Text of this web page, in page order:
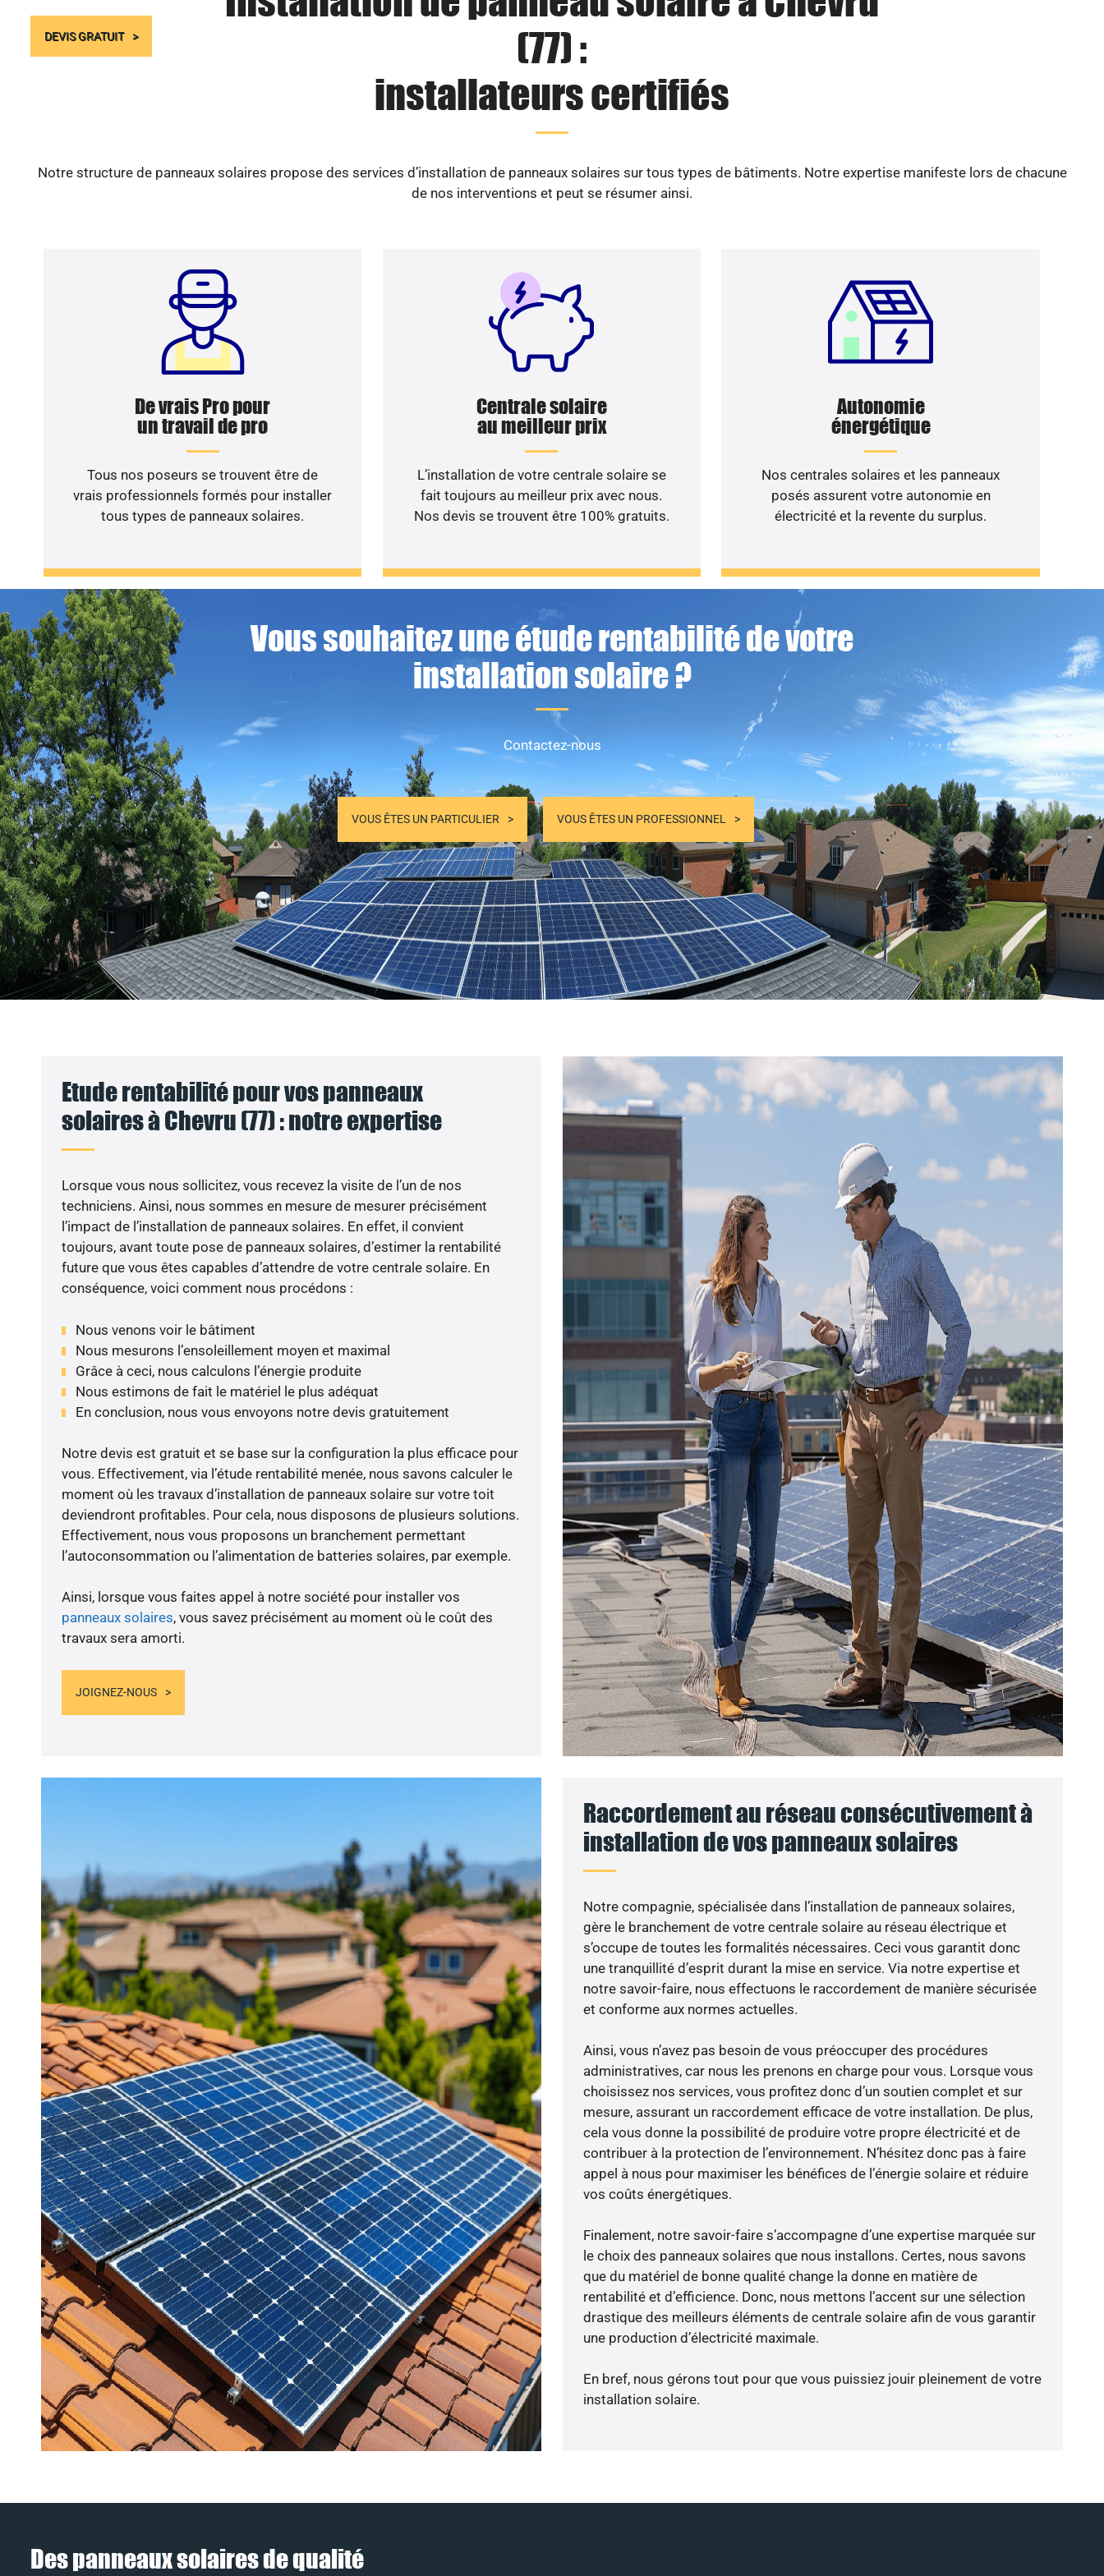
DEVIS GRATUIT
(77) :
installateurs certifiés
Notre structure de panneaux solaires propose des services d’installation de panneaux solaires sur tous types de bâtiments. Notre expertise manifeste lors de chacune
de nos interventions et peut se résumer ainsi.
De vrais Pro pour
un travail de pro
Tous nos poseurs se trouvent être de
vrais professionnels formés pour installer
tous types de panneaux solaires.
Centrale solaire
au meilleur prix
L’installation de votre centrale solaire se
fait toujours au meilleur prix avec nous.
Nos devis se trouvent être 100% gratuits.
Autonomie
énergétique
Nos centrales solaires et les panneaux
posés assurent votre autonomie en
électricité et la revente du surplus.
Vous souhaitez une étude rentabilité de votre
installation solaire ?
Contactez-nous
VOUS ÊTES UN PARTICULIER VOUS ÊTES UN PROFESSIONNEL
Etude rentabilité pour vos panneaux
solaires à Chevru (77) : notre expertise
Lorsque vous nous sollicitez, vous recevez la visite de l’un de nos
techniciens. Ainsi, nous sommes en mesure de mesurer précisément
l’impact de l’installation de panneaux solaires. En effet, il convient
toujours, avant toute pose de panneaux solaires, d’estimer la rentabilité
future que vous êtes capables d’attendre de votre centrale solaire. En
conséquence, voici comment nous procédons :
Nous venons voir le bâtiment
Nous mesurons l’ensoleillement moyen et maximal
Grâce à ceci, nous calculons l’énergie produite
Nous estimons de fait le matériel le plus adéquat
En conclusion, nous vous envoyons notre devis gratuitement
Notre devis est gratuit et se base sur la configuration la plus efficace pour
vous. Effectivement, via l’étude rentabilité menée, nous savons calculer le
moment où les travaux d’installation de panneaux solaire sur votre toit
deviendront profitables. Pour cela, nous disposons de plusieurs solutions.
Effectivement, nous vous proposons un branchement permettant
l’autoconsommation ou l’alimentation de batteries solaires, par exemple.
Ainsi, lorsque vous faites appel à notre société pour installer vos
panneaux solaires, vous savez précisément au moment où le coût des
travaux sera amorti.
JOIGNEZ-NOUS
Raccordement au réseau consécutivement à
installation de vos panneaux solaires
Notre compagnie, spécialisée dans l’installation de panneaux solaires,
gère le branchement de votre centrale solaire au réseau électrique et
s’occupe de toutes les formalités nécessaires. Ceci vous garantit donc
une tranquillité d’esprit durant la mise en service. Via notre expertise et
notre savoir-faire, nous effectuons le raccordement de manière sécurisée
et conforme aux normes actuelles.
Ainsi, vous n’avez pas besoin de vous préoccuper des procédures
administratives, car nous les prenons en charge pour vous. Lorsque vous
choisissez nos services, vous profitez donc d’un soutien complet et sur
mesure, assurant un raccordement efficace de votre installation. De plus,
cela vous donne la possibilité de produire votre propre électricité et de
contribuer à la protection de l’environnement. N’hésitez donc pas à faire
appel à nous pour maximiser les bénéfices de l’énergie solaire et réduire
vos coûts énergétiques.
Finalement, notre savoir-faire s’accompagne d’une expertise marquée sur
le choix des panneaux solaires que nous installons. Certes, nous savons
que du matériel de bonne qualité change la donne en matière de
rentabilité et d’efficience. Donc, nous mettons l’accent sur une sélection
drastique des meilleurs éléments de centrale solaire afin de vous garantir
une production d’électricité maximale.
En bref, nous gérons tout pour que vous puissiez jouir pleinement de votre
installation solaire.
Des panneaux solaires de qualité